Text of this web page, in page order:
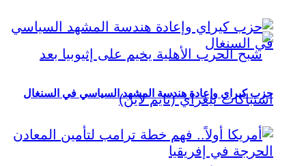
حزب كيراي وإعادة هندسة المشهد السياسي في السنغال